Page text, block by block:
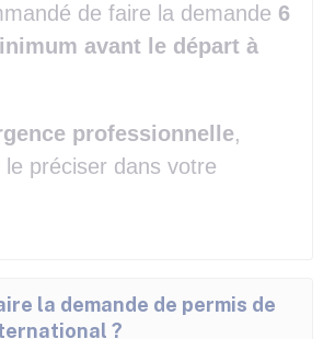
de faire la demande 6
avant le départ à
professionnelle,
préciser dans votre
la demande de permis de
?